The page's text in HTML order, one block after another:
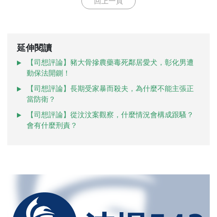
延伸閱讀
【司想評論】豬大骨摻農藥毒死鄰居愛犬，彰化男遭
動保法開鍘！
【司想評論】長期受家暴而殺夫，為什麼不能主張正
當防衛？
【司想評論】從汶汶案觀察，什麼情況會構成跟騷？
會有什麼刑責？